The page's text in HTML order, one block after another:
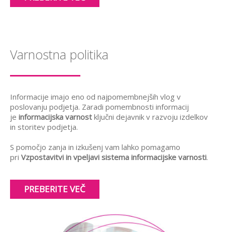
Varnostna politika
Informacije imajo eno od najpomembnejših vlog v
poslovanju podjetja. Zaradi pomembnosti informacij
je informacijska varnost ključni dejavnik v razvoju izdelkov
in storitev podjetja.
S pomočjo zanja in izkušenj vam lahko pomagamo
pri Vzpostavitvi in vpeljavi sistema informacijske varnosti.
PREBERITE VEČ